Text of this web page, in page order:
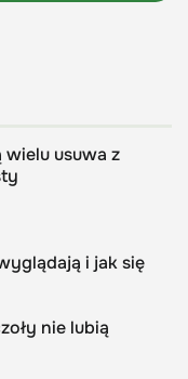
usuwa z
i jak się
nie lubią